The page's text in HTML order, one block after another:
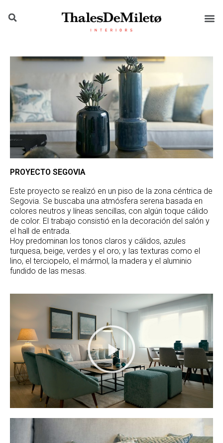
PROYECTO SEGOVIA
Este proyecto se realizó en un piso de la zona céntrica de
Segovia. Se buscaba una atmósfera serena basada en
colores neutros y líneas sencillas, con algún toque cálido
de color. El trabajo consistió en la decoración del salón y
el hall de entrada.
Hoy predominan los tonos claros y cálidos, azules
turquesa, beige, verdes y el oro; y las texturas como el
lino, el terciopelo, el mármol, la madera y el aluminio
fundido de las mesas.